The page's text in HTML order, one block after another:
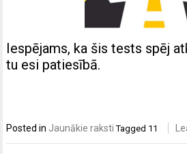
Iespējams, ka šis tests spēj
tu esi patiesībā.
Posted in Jaunākie raksti Tagged 11